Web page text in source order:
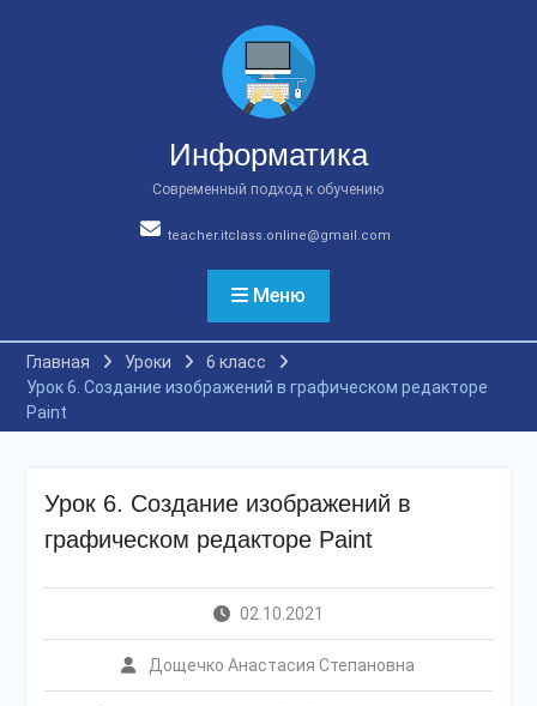
Информатика
Современный подход к обучению
teacher.itclass.online@gmail.com
Меню
Главная Уроки
6 класс
Урок 6. Создание изображений в графическом редакторе
Paint
Урок 6. Создание изображений в
графическом редакторе Paint
02.10.2021
Дощечко Анастасия Степановна